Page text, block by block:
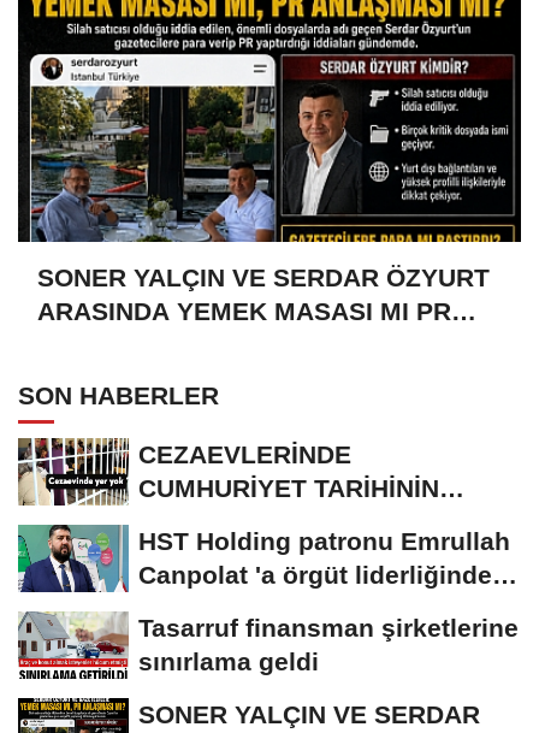
SONER YALÇIN VE SERDAR ÖZYURT
ARASINDA YEMEK MASASI MI PR
SON HABERLER
CEZAEVLERİNDE
CUMHURİYET TARİHİNİN
KİŞİ...
HST Holding patronu Emrullah
Canpolat 'a örgüt liderliğinden
Tasarruf finansman şirketlerine
sınırlama geldi
SONER YALÇIN VE SERDAR